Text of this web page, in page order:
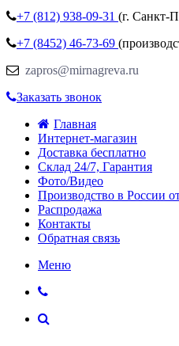
+7 (812) 938-09-31 (г. Санкт-
+7 (8452) 46-73-69
zapros@mirnagreva.ru
Заказать звонок
Главная
Интернет-магазин
Доставка бесплатно
Склад 24/7, Гарантия
Фото/Видео
Производство в России
Распродажа
Контакты
Обратная связь
Меню